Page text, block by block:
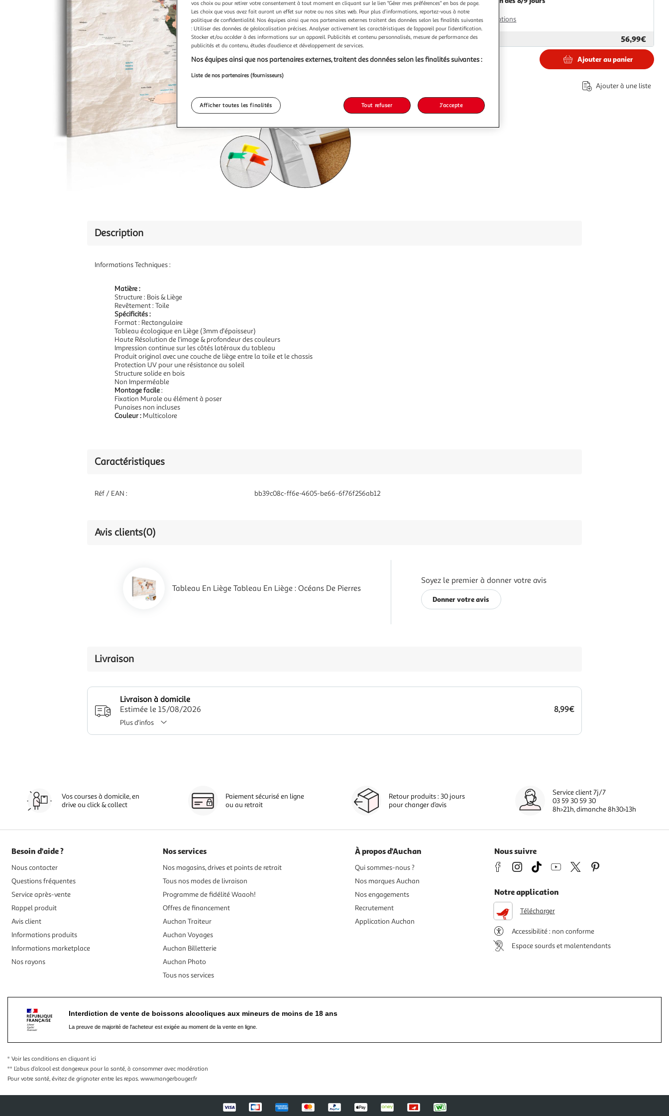
Plus d'options
Vendu parParis Prix 56,99€
Ajouter au panier
Ajouter à une liste
Description
Informations Techniques :
Matière :
Structure : Bois & Liège
Revêtement : Toile
Spécificités :
Format : Rectangulaire
Tableau écologique en Liège (3mm d'épaisseur)
Haute Résolution de l'image & profondeur des couleurs
Impression continue sur les côtés latéraux du tableau
Produit original avec une couche de liège entre la toile et le chassis
Protection UV pour une résistance au soleil
Structure solide en bois
Non Imperméable
Montage facile:
Fixation Murale ou élément à poser
Punaises non incluses
Couleur : Multicolore
Caractéristiques
Réf / EAN : bb39c08c-ff6e-4605-be66-6f76f256ab12
Avis clients(0)
Tableau En Liège Tableau En Liège : Océans De Pierres
Soyez le premier à donner votre avis
Donner votre avis
Livraison
Livraison à domicile
Estimée le 15/08/2026
8,99€
Plus d'infos
Vos courses à domicile, en
drive ou click & collect
Paiement sécurisé en ligne
ou au retrait
Retour produits : 30 jours
pour changer d’avis
Service client 7j/7
03 59 30 59 30
8h>21h, dimanche 8h30>13h
Besoin d'aide ?
Nous contacter
Questions fréquentes
Service après-vente
Rappel produit
Avis client
Informations produits
Informations marketplace
Nos rayons
Nos services
Nos magasins, drives et points de retrait
Tous nos modes de livraison
Programme de fidélité Waaoh!
Offres de financement
Auchan Traiteur
Auchan Voyages
Auchan Billetterie
Auchan Photo
Tous nos services
À propos d'Auchan
Qui sommes-nous ?
Nos marques Auchan
Nos engagements
Recrutement
Application Auchan
Nous suivre
Notre application
Télécharger
Accessibilité : non conforme
Espace sourds et malentendants
Interdiction de vente de boissons alcooliques aux mineurs de moins de 18 ans
La preuve de majorité de l'acheteur est exigée au moment de la vente en ligne.
* Voir les conditions en cliquant ici
** L’abus d’alcool est dangereux pour la santé, à consommer avec modération
Pour votre santé, évitez de grignoter entre les repas. www.mangerbouger.fr
vos choix ou pour retirer votre consentement à tout moment en cliquant sur le lien "Gérer mes préférences" en bas de page.
Les choix que vous avez fait auront un effet sur notre ou nos sites web. Pour plus d’informations, reportez-vous à notre
politique de confidentialité. Nos équipes ainsi que nos partenaires externes traitent des données selon les finalités suivantes
: Utiliser des données de géolocalisation précises. Analyser activement les caractéristiques de l’appareil pour l’identification.
Stocker et/ou accéder à des informations sur un appareil. Publicités et contenu personnalisés, mesure de performance des
publicités et du contenu, études d’audience et développement de services.
Nos équipes ainsi que nos partenaires externes, traitent des données selon les finalités suivantes :
Liste de nos partenaires (fournisseurs)
Afficher toutes les finalités Tout refuser J'accepte